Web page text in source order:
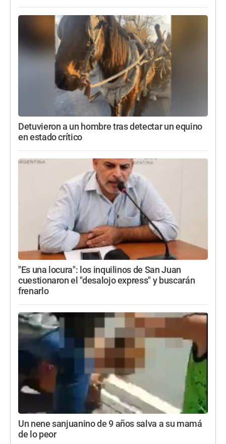
Detuvieron a un hombre tras detectar un equino
en estado crítico
"Es una locura": los inquilinos de San Juan
cuestionaron el "desalojo express" y buscarán
frenarlo
Un nene sanjuanino de 9 años salva a su mamá
de lo peor